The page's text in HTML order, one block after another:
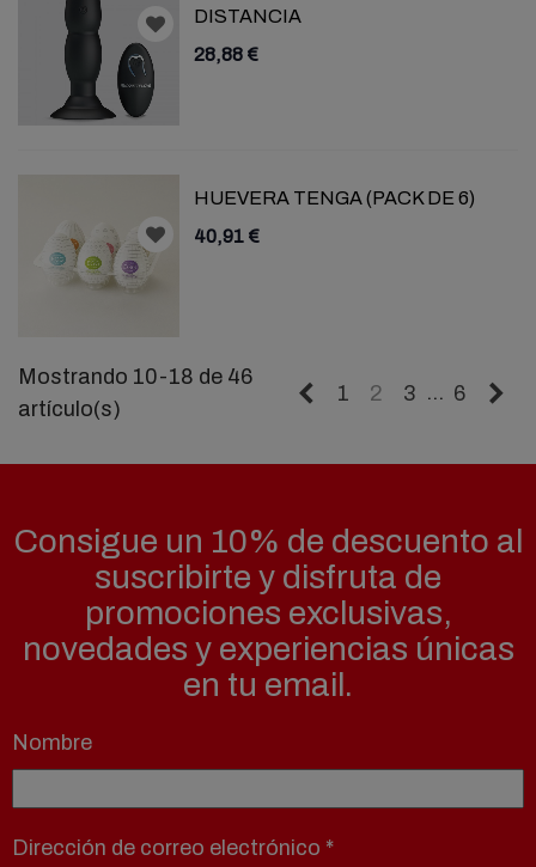
DISTANCIA
28,88 €
HUEVERA TENGA (PACK DE 6)
40,91 €
Mostrando 10-18 de 46
artículo(s)
Anterior
1 2 3 … 6
Consigue un 10% de descuento al
suscribirte y disfruta de
promociones exclusivas,
novedades y experiencias únicas
en tu email.
Nombre
Dirección de correo electrónico *